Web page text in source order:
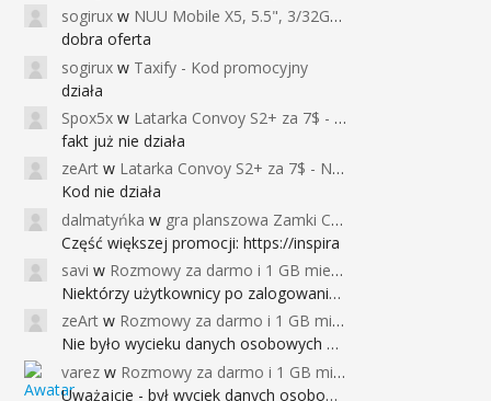
sogirux w NUU Mobile X5, 5.5", 3/32GB, czujnik linii papilarnych, 2950mAh, aparat 13MP za 267zł - Banggood
dobra oferta
sogirux w Taxify - Kod promocyjny
działa
Spox5x w Latarka Convoy S2+ za 7$ - Najniższa cena od 2017r
fakt już nie działa
zeArt w Latarka Convoy S2+ za 7$ - Najniższa cena od 2017r
Kod nie działa
dalmatyńka w gra planszowa Zamki Caladale za 39zł
Część większej promocji: https://inspira
savi w Rozmowy za darmo i 1 GB miesięcznie
Niektórzy użytkownicy po zalogowaniu do
zeArt w Rozmowy za darmo i 1 GB miesięcznie
Nie było wycieku danych osobowych a nieo
varez w Rozmowy za darmo i 1 GB miesięcznie
Uważajcie - był wyciek danych osobowych